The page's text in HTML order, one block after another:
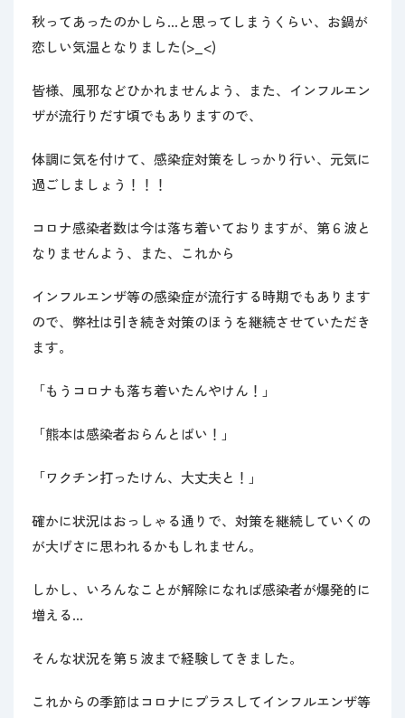
お急ぎの方へ
秋ってあったのかしら…と思ってしまうくらい、お鍋が
恋しい気温となりました(>_<)
皆様、風邪などひかれませんよう、また、インフルエン
ザが流行りだす頃でもありますので、
体調に気を付けて、感染症対策をしっかり行い、元気に
過ごしましょう！！！
コロナ感染者数は今は落ち着いておりますが、第６波と
なりませんよう、また、これから
インフルエンザ等の感染症が流行する時期でもあります
ので、弊社は引き続き対策のほうを継続させていただき
ます。
「もうコロナも落ち着いたんやけん！」
「熊本は感染者おらんとばい！」
「ワクチン打ったけん、大丈夫と！」
確かに状況はおっしゃる通りで、対策を継続していくの
が大げさに思われるかもしれません。
しかし、いろんなことが解除になれば感染者が爆発的に
増える…
そんな状況を第５波まで経験してきました。
これからの季節はコロナにプラスしてインフルエンザ等